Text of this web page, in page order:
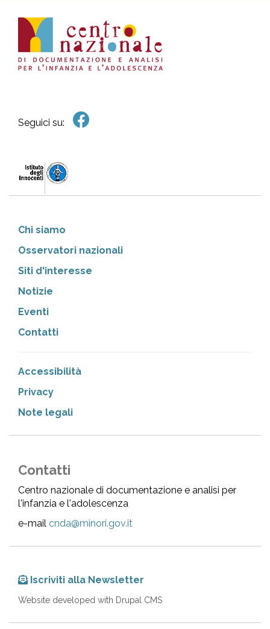
Seguici su:
Chi siamo
Osservatori nazionali
Siti d'interesse
Notizie
Eventi
Contatti
Accessibilità
Privacy
Note legali
Contatti
Centro nazionale di documentazione e analisi per
l'infanzia e l'adolescenza
e-mail cnda@minori.gov.it
Iscriviti alla Newsletter
Website developed with Drupal CMS